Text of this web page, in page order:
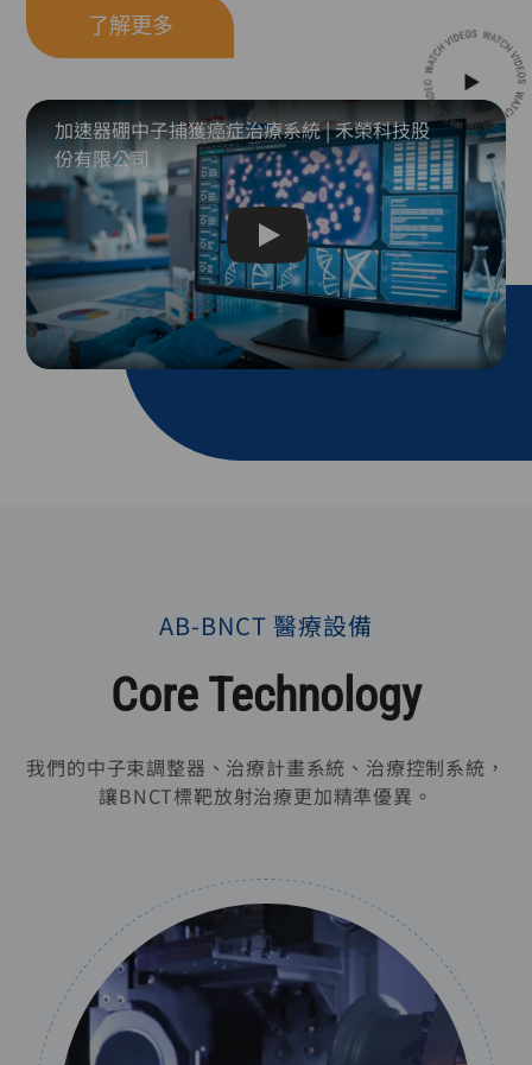
了解更多
加速器硼中子捕獲癌症治療系統 | 禾榮科技股
份有限公司
Play
AB-BNCT 醫療設備
Core Technology
我們的中子束調整器、治療計畫系統、治療控制系統，
讓BNCT標靶放射治療更加精準優異。